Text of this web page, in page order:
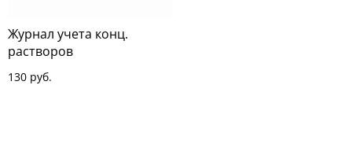
Журнал учета конц.
растворов
130 руб.